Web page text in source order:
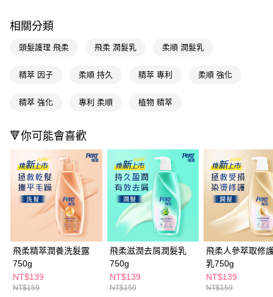
便利好安心！
１．簡單：不需註冊會員、不需綁卡、不需儲值。
２．便利：只要手機號碼，簡訊認證，即可結帳。
３．安心：先確認商品／服務後，再付款。
【「AFTEE先享後付」結帳流程】
結帳頁面，進行簡訊認證並確認金額後，即可完成結帳。
２．訂單成立數日內，您將收到繳費通知簡訊。
ATM／網路銀行／等多元方式進行付款，方視為交易完成。
※ 請注意：結帳手續完成當下不需立刻繳費，但若您需要取消訂單，請聯絡
購買商品的店家。未經商家同意取消之訂單仍視為有效，需透過AFTEE先享
後付繳納相關費用。
※ 交易是否成功請以「AFTEE先享後付 」之結帳頁面顯示為準，若有關於
是否繳費成功／繳費後需取消欲退款等相關疑問，請聯繫「AFTEE先享後付
客戶支援中心」https://netprotections.freshdesk.com/support/home
【注意事項】
１．透過由恩沛科技股份有限公司提供之「AFTEE先享後付」服務完成之交
易，需依本服務之必要範圍內提供個人資料，並將交易相關給付款項請求債
權轉讓予恩沛科技股份有限公司。
２．關於個人資料處理事宜，請瀏覽以下網址：
https://aftee.tw/terms/#terms3
３．未成年的使用者請事先徵得法定代理人或監護人之同意方可使用
每筆NT$65，滿NT$390(含以上)免運費
付款後全家取貨
萊爾富取貨付款
每筆NT$65，滿NT$490(含以上)免運費
付款後萊爾富取貨
每筆NT$65，滿NT$490(含以上)免運費
7-11取貨付款
每筆NT$65，滿NT$490(含以上)免運費
付款後7-11取貨
每筆NT$65，滿NT$490(含以上)免運費
宅配(本島)
相關分類
頭髮護理 飛柔 飛柔 潤髮乳 柔順 潤髮乳
精萃 因子 柔順 持久 精萃 專利 柔順 強化
精萃 強化 專利 柔順 植物 精萃
🔻你可能會喜歡
飛柔精萃潤養洗髮露
750g
NT$139
NT$159
飛柔滋潤去屑潤髮乳
750g
NT$139
NT$159
飛柔人參萃取修
乳750g
NT$139
NT$159